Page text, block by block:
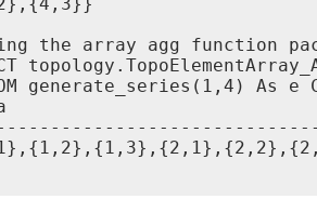
the array agg function
generate_series(1,4) As e